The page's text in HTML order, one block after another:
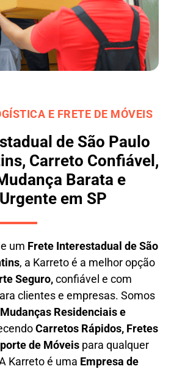
E FRETE DE MÓVEIS
de São Paulo
Carreto Confiável,
Barata e
em SP
um Frete Interestadual de São
, a Karreto é a melhor opção
Seguro,confiável e com
clientes e empresas. Somos
Mudanças Residenciais e
Carretos Rápidos, Fretes
de Móveis para qualquer
Karretoé uma Empresa de